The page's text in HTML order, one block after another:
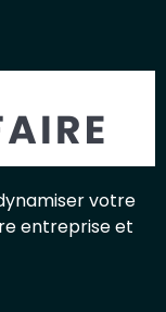
votre
entreprise et